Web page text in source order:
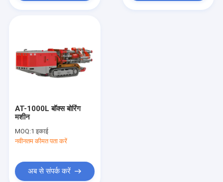
AT-1000L बॉक्स बोरिंग
मशीन
MOQ:1 इकाई
नवीनतम कीमत पता करें
अब से संपर्क करें